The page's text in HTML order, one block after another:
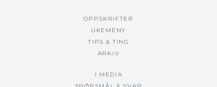
OPPSKRIFTER
UKEMENY
TIPS & TING
ARKIV
I MEDIA